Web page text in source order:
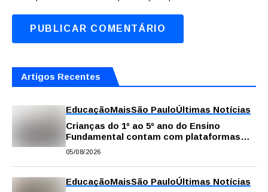
Artigos Recentes
EducaçãoMaisSão PauloÚltimas Notícias
Crianças do 1º ao 5º ano do Ensino
Fundamental contam com plataformas
digitais para apoiar estudos na escola e
05/08/2026
EducaçãoMaisSão PauloÚltimas Notícias